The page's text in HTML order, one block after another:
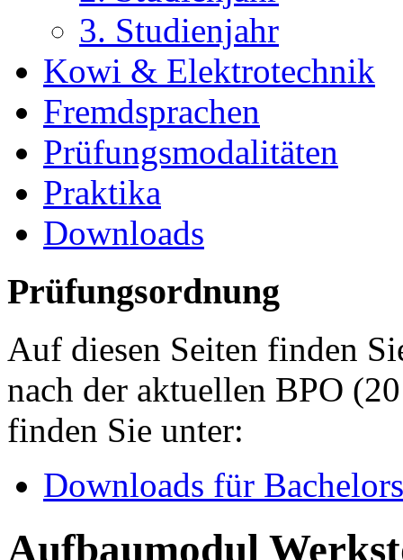
3. Studienjahr
Kowi & Elektrotechnik
Fremdsprachen
Prüfungsmodalitäten
Praktika
Downloads
Prüfungsordnung
Auf diesen Seiten finden
nach der aktuellen BPO
finden Sie unter:
Downloads für
Aufbaumodul